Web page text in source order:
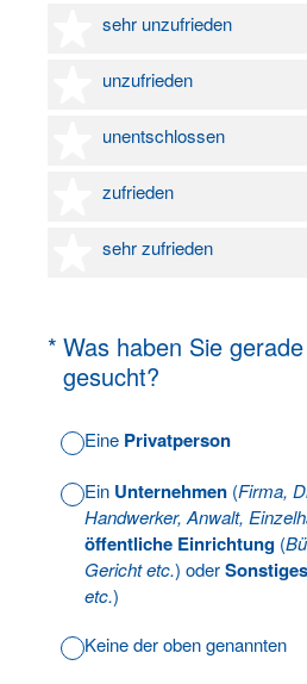
sehr unzufrieden
1 Stern
unzufrieden
2 Sterne
unentschlossen
3 Sterne
zufrieden
4 Sterne
sehr zufrieden
5 Sterne
* Was haben Sie
gesucht?
(Erforderlich.)
Eine Privatperson
Ein Unternehmen (Firma,
Handwerker, Anwalt,
öffentliche Einrichtung (
Gericht etc.) oderSonstiges
etc.)
Keine der oben genannten